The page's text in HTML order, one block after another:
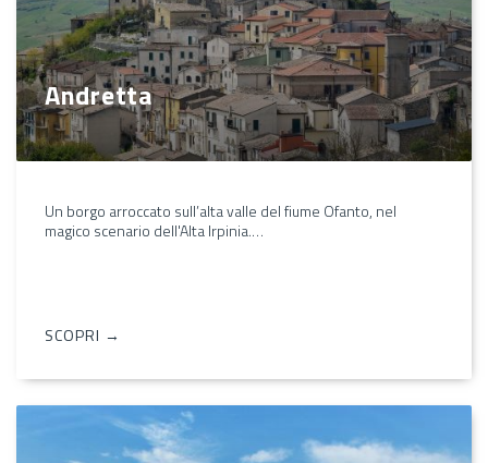
Andretta
Un borgo arroccato sull’alta valle del fiume Ofanto, nel
magico scenario dell'Alta Irpinia.…
SCOPRI →